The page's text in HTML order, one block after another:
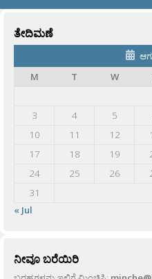
ತೇದಿಮಣೆ
M
T W
3
4 5
10
11 12
17
18 19
24
25 26
31
« Jul
ನೀವೂ ಬರೆಯಿರಿ